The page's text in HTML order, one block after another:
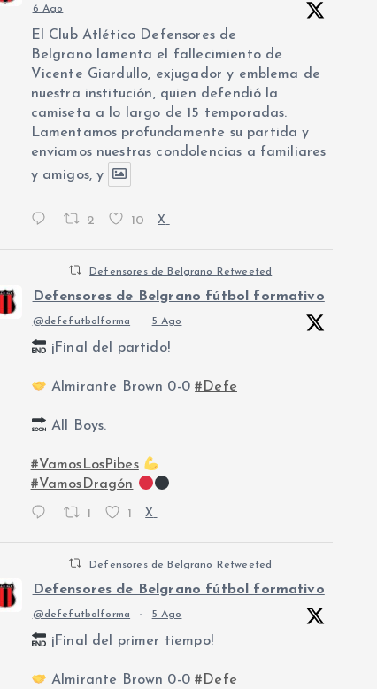
6 Ago
El Club Atlético Defensores de
Belgrano lamenta el fallecimiento de
Vicente Giardullo, exjugador y emblema de
nuestra institución, quien defendió la
camiseta a lo largo de 15 temporadas.
Lamentamos profundamente su partida y
enviamos nuestras condolencias a familiares
y amigos, y
2 10 X
Defensores de Belgrano Retweeted
Defensores de Belgrano fútbol formativo
@defefutbolforma · 5 Ago
¡Final del partido!
Almirante Brown 0-0#Defe
All Boys.
#VamosLosPibes
#VamosDragón
1 1 X
Defensores de Belgrano Retweeted
Defensores de Belgrano fútbol formativo
@defefutbolforma · 5 Ago
¡Final del primer tiempo!
Almirante Brown 0-0#Defe